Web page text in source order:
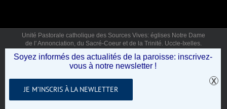
Unité Pastorale catholique des Sources Vives: églises Notre Dame
de l' Annonciation, du Sacré-Coeur et de la Trinité. Uccle-Ixelles.
Mail: secretariat.sourcesvives@gmail.com Tél: 02 346 92 12 (lun,
mar, jeu, ven 9h30-12h30) © Copyright 2019 - Unité Pastorale des
Sources Vives .
Facebook
Soyez informés des actualités de la paroisse: inscrivez-
vous à notre newsletter !
JE M’INSCRIS À LA NEWLETTER